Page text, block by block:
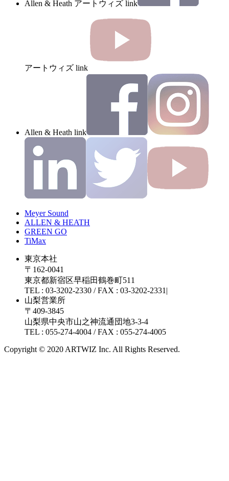
Allen & Heath アートウィズ link
アートウィズ link
Allen & Heath link
Meyer Sound
ALLEN & HEATH
GREEN GO
TiMax
東京本社
〒162-0041
東京都新宿区早稲田鶴巻町511
TEL : 03-3202-2330 / FAX : 03-3202-2331|
山梨営業所
〒409-3845
山梨県中央市山之神流通団地3-3-4
TEL : 055-274-4004 / FAX : 055-274-4005
Copyright © 2020 ARTWIZ Inc. All Rights Reserved.